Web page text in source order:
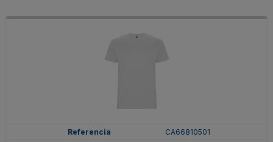
CA66810501